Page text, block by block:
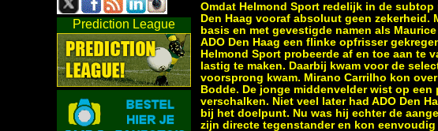
Prediction League
Omdat Helmond Sport redelijk in de
Den Haag vooraf absoluut geen
basis en met gevestigde namen als
ADO Den Haag een flinke opfrisser
Helmond Sport probeerde af en toe aan te
lastig te maken. Daarbij kwam voor de
voorsprong kwam. Mirano Carrilho kon
Bodde. De jonge middenvelder wist op
verschalken. Niet veel later had ADO Den
bij het doelpunt. Nu was hij echter de
zijn directe tegenstander en kon